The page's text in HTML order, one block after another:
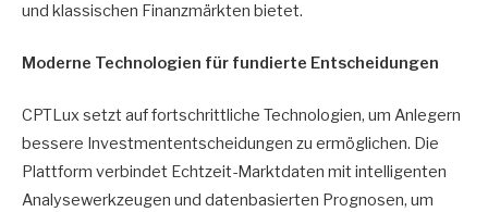
und klassischen Finanzmärkten bietet.
Moderne Technologien für fundierte Entscheidungen
CPTLux setzt auf fortschrittliche Technologien, um Anlegern
bessere Investmententscheidungen zu ermöglichen. Die
Plattform verbindet Echtzeit-Marktdaten mit intelligenten
Analysewerkzeugen und datenbasierten Prognosen, um